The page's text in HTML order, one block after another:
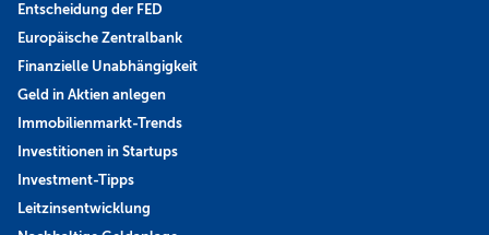
Entscheidung der FED
Europäische Zentralbank
Finanzielle Unabhängigkeit
Geld in Aktien anlegen
Immobilienmarkt-Trends
Investitionen in Startups
Investment-Tipps
Leitzinsentwicklung